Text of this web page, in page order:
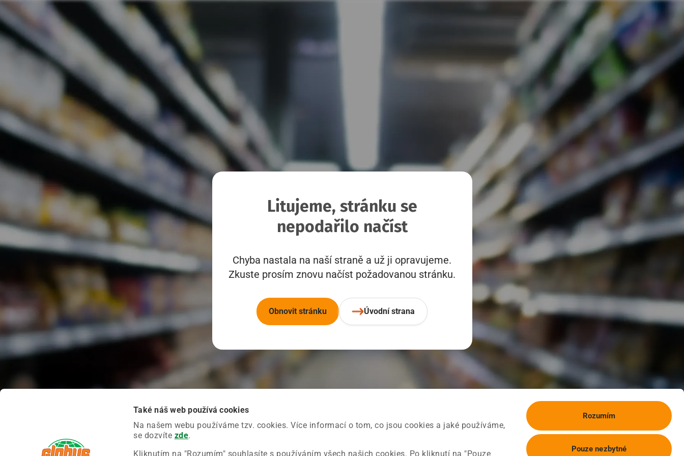
Také náš web používá cookies
Na našem webu používáme tzv. cookies. Více informací o tom, co jsou cookies a jaké používáme,
se dozvíte zde.
Kliknutím na "Rozumím" souhlasíte s používáním všech našich cookies. Po kliknutí na "Pouze
Rozumím
Pouze nezbytné
Litujeme, stránku se
nepodařilo načíst
Chyba nastala na naší straně a už ji opravujeme.
Zkuste prosím znovu načíst požadovanou stránku.
Obnovit stránku Úvodní strana